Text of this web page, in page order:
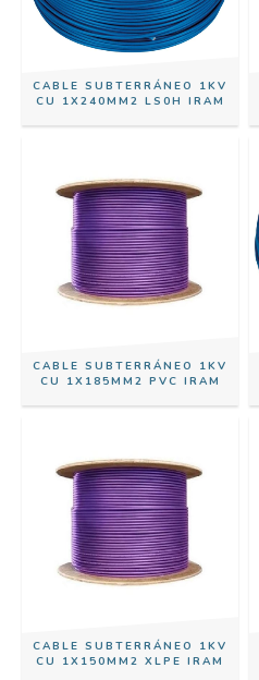
CABLE SUBTERRÁNEO 1KV
CU 1X240MM2 LS0H IRAM
CABLE SUBTERRÁNEO 1KV
CU 1X185MM2 PVC IRAM
CABLE SUBTERRÁNEO 1KV
CU 1X150MM2 XLPE IRAM